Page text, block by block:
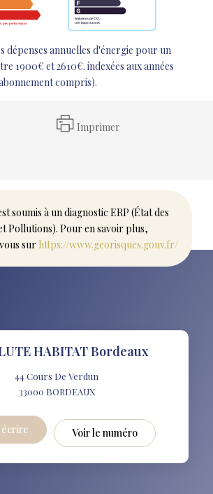
dépenses annuelles d'énergie pour un
1900€ et 2610€. indexées aux années
compris).
Imprimer
soumis à un diagnostic ERP (État des
Pollutions). Pour en savoir plus,
sur https://www.georisques.gouv.fr/
HABITAT Bordeaux
44 Cours De Verdun
33000 BORDEAUX
écrire Voir le numéro